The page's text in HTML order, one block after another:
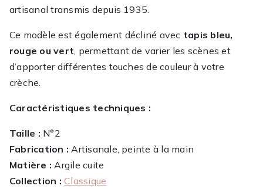
artisanal transmis depuis 1935.
Ce modèle est également décliné avec tapis bleu,
rouge ou vert , permettant de varier les scènes et
d’apporter différentes touches de couleur à votre
crèche.
Caractéristiques techniques :
Taille : N°2
Fabrication : Artisanale, peinte à la main
Matière : Argile cuite
Collection : Classique